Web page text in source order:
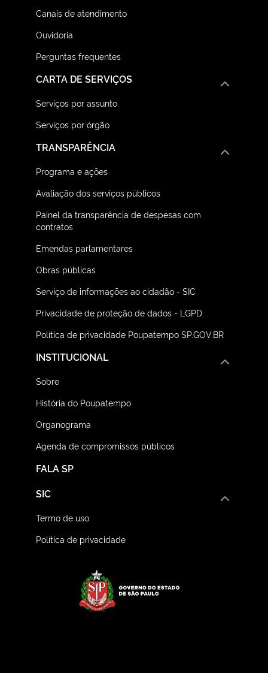
Canais de atendimento
Ouvidoria
Perguntas frequentes
CARTA DE SERVIÇOS
Serviços por assunto
Serviços por órgão
TRANSPARÊNCIA
Programa e ações
Avaliação dos serviços públicos
Painel da transparência de despesas com
contratos
Emendas parlamentares
Obras públicas
Serviço de informações ao cidadão - SIC
Privacidade de proteção de dados - LGPD
Política de privacidade Poupatempo SP.GOV.BR
FALA SP
INSTITUCIONAL
Sobre
História do Poupatempo
Organograma
Agenda de compromissos públicos
SIC
Termo de uso
Política de privacidade